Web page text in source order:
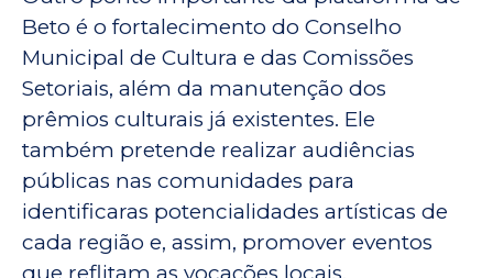
Beto é o fortalecimento do Conselho
Municipal de Cultura e das Comissões
Setoriais, além da manutenção dos
prêmios culturais já existentes. Ele
também pretende realizar audiências
públicas nas comunidades para
identificaras potencialidades artísticas de
cada região e, assim, promover eventos